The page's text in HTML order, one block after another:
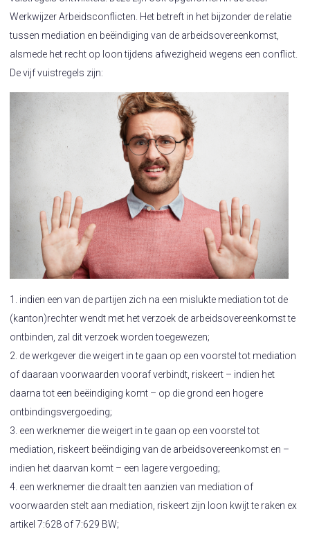
Werkwijzer Arbeidsconflicten. Het betreft in het bijzonder de relatie
tussen mediation en beëindiging van de arbeidsovereenkomst,
alsmede het recht op loon tijdens afwezigheid wegens een conflict.
De vijf vuistregels zijn:
1. indien een van de partijen zich na een mislukte mediation tot de
(kanton)rechter wendt met het verzoek de arbeidsovereenkomst te
ontbinden, zal dit verzoek worden toegewezen;
2. de werkgever die weigert in te gaan op een voorstel tot mediation
of daaraan voorwaarden vooraf verbindt, riskeert – indien het
daarna tot een beëindiging komt – op die grond een hogere
ontbindingsvergoeding;
3. een werknemer die weigert in te gaan op een voorstel tot
mediation, riskeert beëindiging van de arbeidsovereenkomst en –
indien het daarvan komt – een lagere vergoeding;
4. een werknemer die draalt ten aanzien van mediation of
voorwaarden stelt aan mediation, riskeert zijn loon kwijt te raken ex
artikel 7:628 of 7:629 BW;